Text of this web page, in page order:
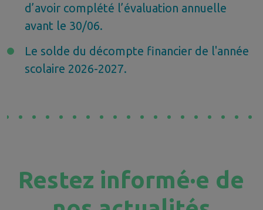
d’avoir complété l’évaluation annuelle
avant le 30/06.
Le solde du décompte financier de l'année
scolaire 2026-2027.
Restez informé·e de